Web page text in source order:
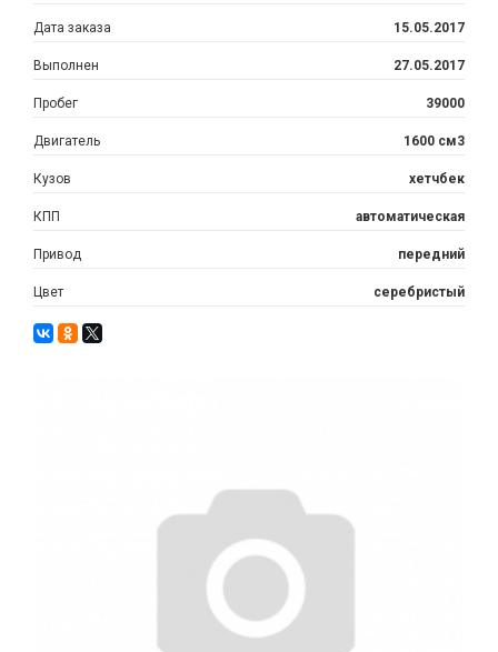
Дата заказа 15.05.2017
Выполнен 27.05.2017
Пробег 39000
Двигатель 1600 см3
Кузов хетчбек
КПП автоматическая
Привод передний
Цвет серебристый